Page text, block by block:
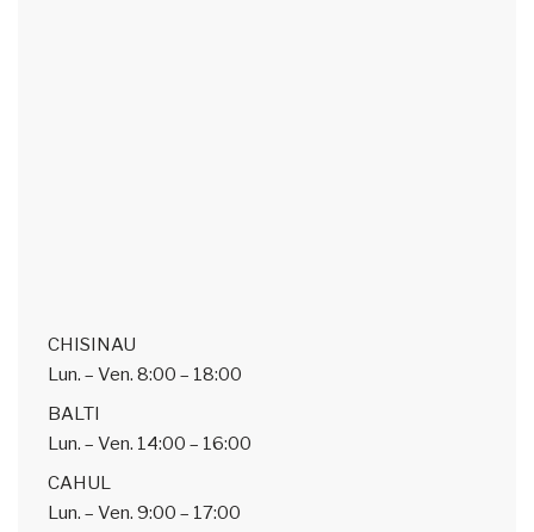
CHISINAU
Lun. – Ven. 8:00 – 18:00
BALTI
Lun. – Ven. 14:00 – 16:00
CAHUL
Lun. – Ven. 9:00 – 17:00